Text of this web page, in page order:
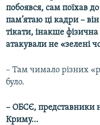
побоявся, сам поїхав
пам’ятаю ці кадри –
тікати, інакше
атакували не «зелені
– Там чимало різних
було.
– ОБСЄ, представники
Криму…